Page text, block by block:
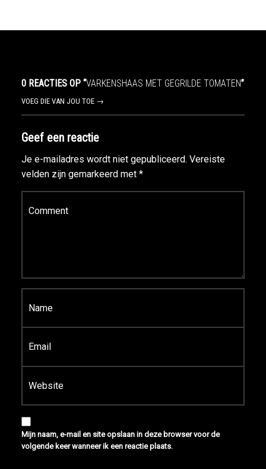
0 REACTIES OP “VARKENSHAAS MET GEGRILDE TOMATEN”
VOEG DIE VAN JOU TOE →
Geef een reactie
Je e-mailadres wordt niet gepubliceerd. Vereiste
velden zijn gemarkeerd met *
Reactie
Naam
*
E-mail*
Site
Mijn naam, e-mail en site opslaan in deze browser voor de
volgende keer wanneer ik een reactie plaats.